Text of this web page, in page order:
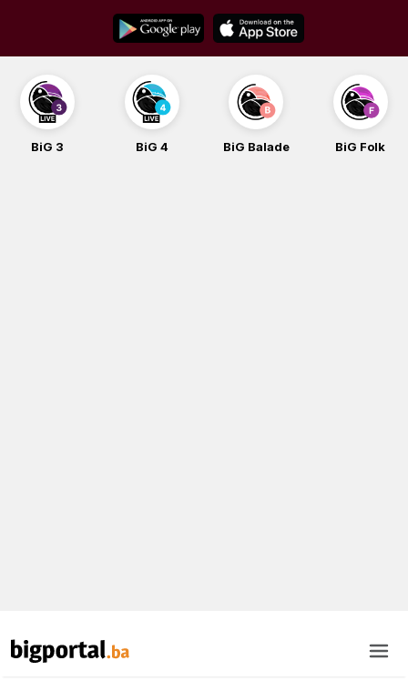
content
BiG 3 BiG 4 BiG Balade BiG Folk